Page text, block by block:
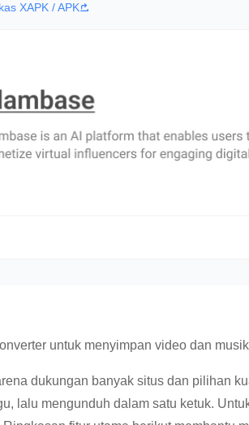
XAPK / APK
untuk menyimpan video dan
dukungan banyak situs dan pilihan
lalu mengunduh dalam satu ketuk.